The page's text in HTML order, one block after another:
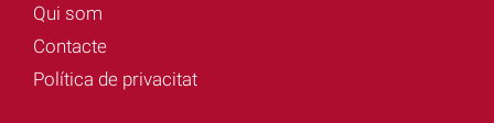
Qui som
Contacte
Política de privacitat